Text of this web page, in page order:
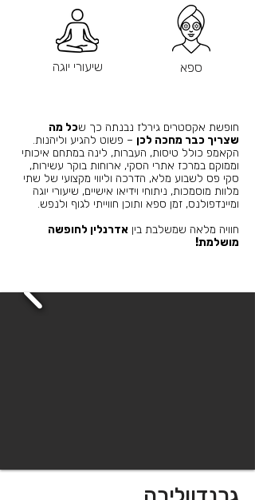
שיעורי יוגה ספא
חופשת אקסטרים גירלז נבנתה כך שכל מה
שצריך כבר מחכה לכן – פשוט להגיע וליהנות.
הקאמפ כולל טיסות, העברות, לינה במתחם איכותי
וממוקם במרכז אתרי הסקי, ארוחות בוקר עשירות,
סקי פס לשבוע מלא, הדרכה וליווי מקצועי של שתי
מלוות מוסמכות, ניתוחי וידיאו אישיים, שיעורי יוגה
ומיינדפולנס, זמן ספא ותוכן חווייתי לגוף ולנפש.
חוויה מלאה שמשלבת בין אדרנלין לחופשה
מושלמת!